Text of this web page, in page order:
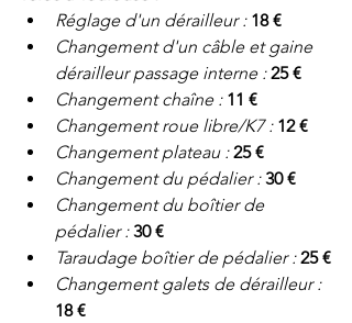
Réglage d'un dérailleur : 18 €
Changement d'un câble et gaine
dérailleur passage interne : 25 €
Changement chaîne : 11 €
Changement roue libre/K7 : 12 €
Changement plateau : 25 €
Changement du pédalier : 30 €
Changement du boîtier de
pédalier : 30 €
Taraudage boîtier de pédalier : 25 €
Changement galets de dérailleur :
18 €